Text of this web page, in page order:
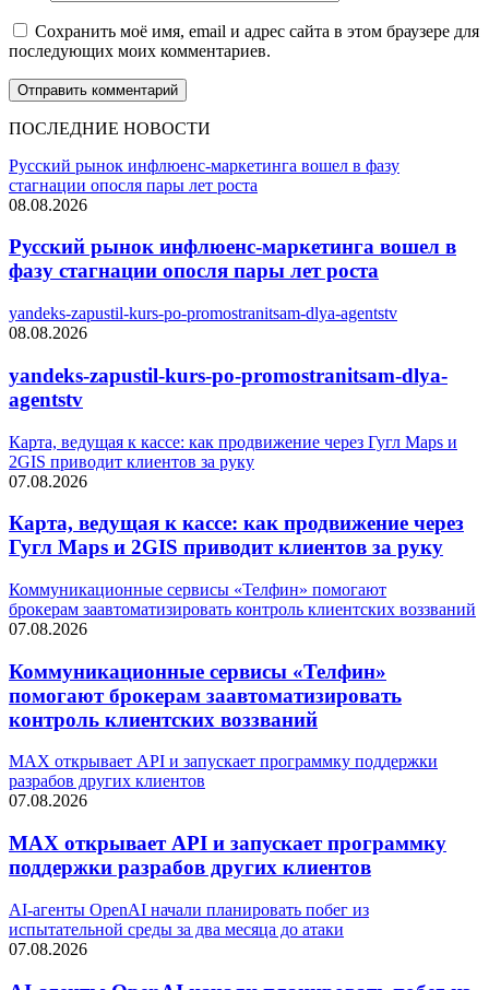
Сохранить моё имя, email и адрес сайта в этом браузере для
последующих моих комментариев.
ПОСЛЕДНИЕ НОВОСТИ
Русский рынок инфлюенс-маркетинга вошел в фазу
стагнации опосля пары лет роста
08.08.2026
Русский рынок инфлюенс-маркетинга вошел в
фазу стагнации опосля пары лет роста
yandeks-zapustil-kurs-po-promostranitsam-dlya-agentstv
08.08.2026
yandeks-zapustil-kurs-po-promostranitsam-dlya-
agentstv
Карта, ведущая к кассе: как продвижение через Гугл Maps и
2GIS приводит клиентов за руку
07.08.2026
Карта, ведущая к кассе: как продвижение через
Гугл Maps и 2GIS приводит клиентов за руку
Коммуникационные сервисы «Телфин» помогают
брокерам заавтоматизировать контроль клиентских воззваний
07.08.2026
Коммуникационные сервисы «Телфин»
помогают брокерам заавтоматизировать
контроль клиентских воззваний
MAX открывает API и запускает программку поддержки
разрабов других клиентов
07.08.2026
MAX открывает API и запускает программку
поддержки разрабов других клиентов
AI-агенты OpenAI начали планировать побег из
испытательной среды за два месяца до атаки
07.08.2026